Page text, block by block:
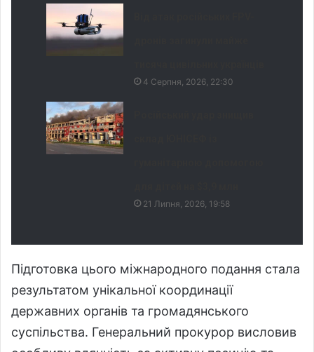
4 Серпня, 2026, 22:30
21 Липня, 2026, 19:58
Підготовка цього міжнародного подання стала
результатом унікальної координації
державних органів та громадянського
суспільства. Генеральний прокурор висловив